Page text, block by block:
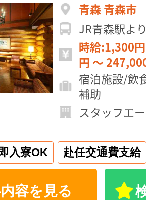
青森 青森市
JR青森駅よ
時給:1,300円 ～ 月給
円 ～
宿泊施設/飲
補助
スタッフエ
入寮OK 赴任交通費支給
容を見る